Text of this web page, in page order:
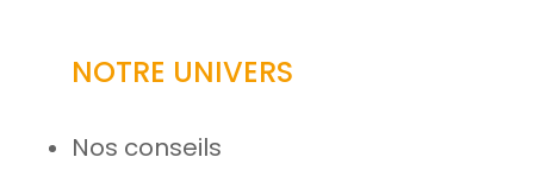
NOTRE UNIVERS
Nos conseils